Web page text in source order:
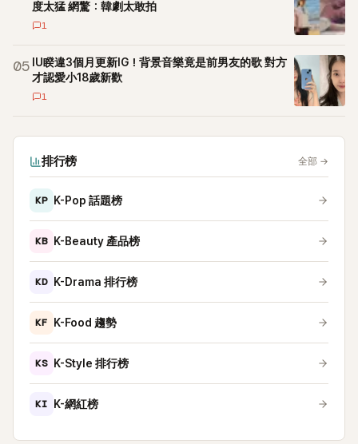
度太猛 網驚：韓劇太敢拍
1
05 IU睽違3個月更新IG！背景音樂竟是前男友的歌 對方
才認愛小18歲新歡
1
排行榜 全部 →
KP K-Pop 話題榜
KB K-Beauty 產品榜
KD K-Drama 排行榜
KF K-Food 趨勢
KS K-Style 排行榜
KI K-網紅榜